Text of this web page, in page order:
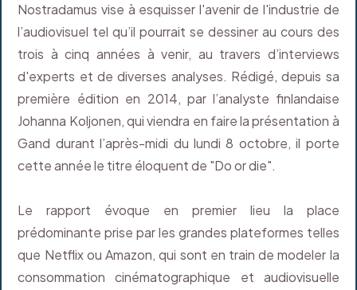
Nostradamus vise à esquisser l'avenir de l'industrie de
l’audiovisuel tel qu’il pourrait se dessiner au cours des
trois à cinq années à venir, au travers d’interviews
d'experts et de diverses analyses. Rédigé, depuis sa
première édition en 2014, par l’analyste finlandaise
Johanna Koljonen, qui viendra en faire la présentation à
Gand durant l’après-midi du lundi 8 octobre, il porte
cette année le titre éloquent de "Do or die".
Le rapport évoque en premier lieu la place
prédominante prise par les grandes plateformes telles
que Netflix ou Amazon, qui sont en train de modeler la
consommation cinématographique et audiovisuelle